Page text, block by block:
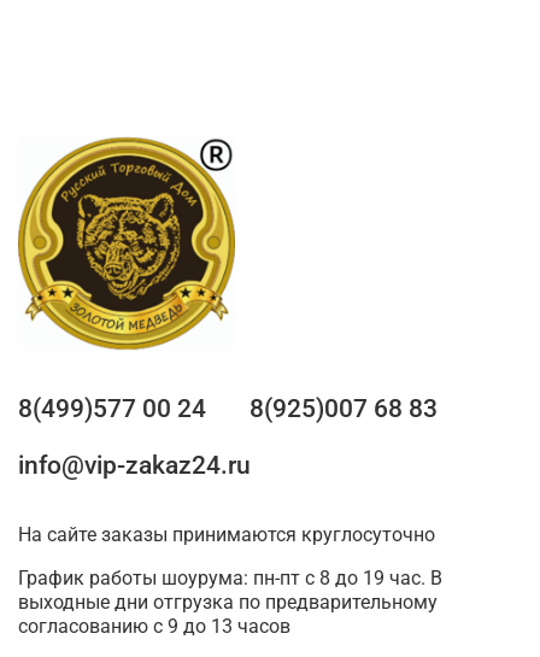
8(499)577 00 24
8(925)007 68 83
info@vip-zakaz24.ru
На сайте заказы принимаются круглосуточно
График работы шоурума: пн-пт с 8 до 19 час. В
выходные дни отгрузка по предварительному
согласованию с 9 до 13 часов